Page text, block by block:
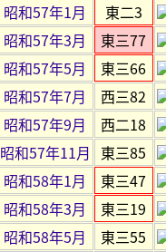
昭和57年1月
東二3
昭和57年3月
東三77
昭和57年5月
東三66
昭和57年7月
西三82
昭和57年9月
西二18
昭和57年11月 東三85
昭和58年1月
東三47
昭和58年3月
東三19
昭和58年5月
東三55